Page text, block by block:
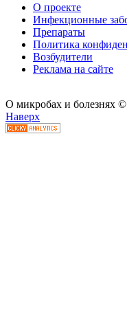
О проекте
Инфекционные
Препараты
Политика
Возбудители
Реклама на сайте
О микробах и болезнях
Наверх